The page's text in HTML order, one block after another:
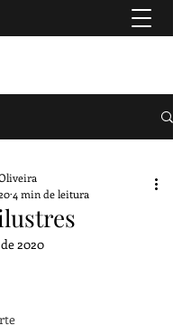
4 min de leitura
2020